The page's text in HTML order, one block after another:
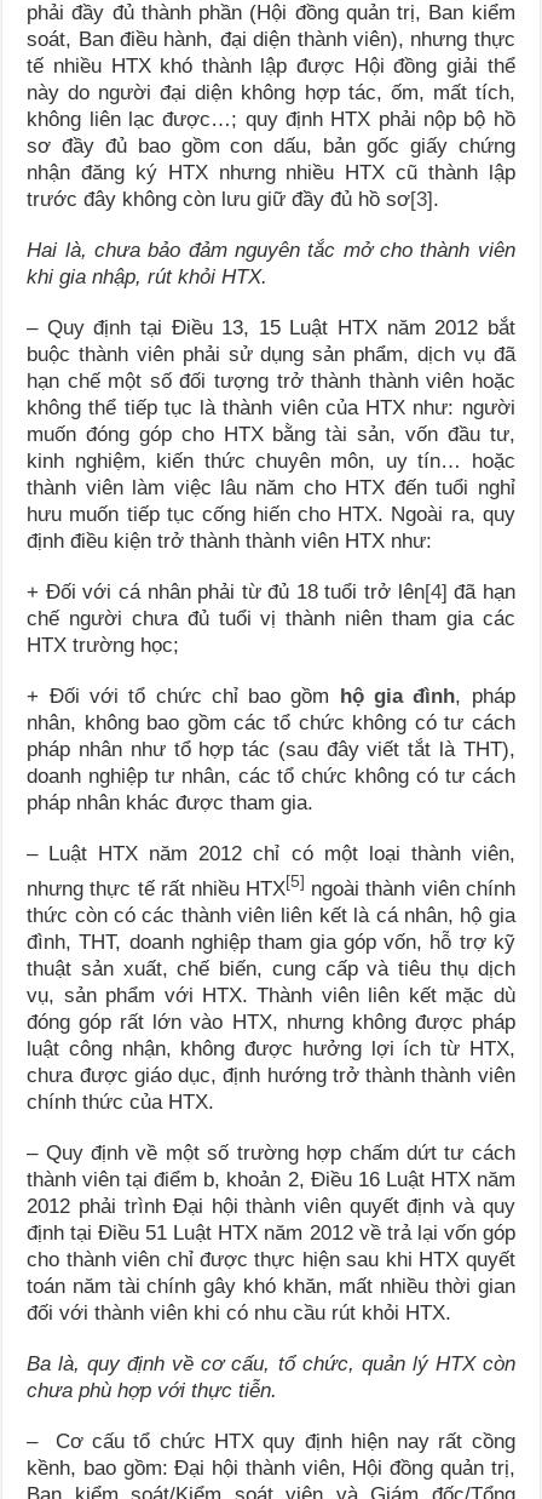
phải đầy đủ thành phần (Hội đồng quản trị, Ban kiểm
soát, Ban điều hành, đại diện thành viên), nhưng thực
tế nhiều HTX khó thành lập được Hội đồng giải thể
này do người đại diện không hợp tác, ốm, mất tích,
không liên lạc được…; quy định HTX phải nộp bộ hồ
sơ đầy đủ bao gồm con dấu, bản gốc giấy chứng
nhận đăng ký HTX nhưng nhiều HTX cũ thành lập
trước đây không còn lưu giữ đầy đủ hồ sơ[3] .
Hai là, chưa bảo đảm nguyên tắc mở cho thành viên
khi gia nhập, rút khỏi HTX.
– Quy định tại Điều 13, 15 Luật HTX năm 2012 bắt
buộc thành viên phải sử dụng sản phẩm, dịch vụ đã
hạn chế một số đối tượng trở thành thành viên hoặc
không thể tiếp tục là thành viên của HTX như: người
muốn đóng góp cho HTX bằng tài sản, vốn đầu tư,
kinh nghiệm, kiến thức chuyên môn, uy tín… hoặc
thành viên làm việc lâu năm cho HTX đến tuổi nghỉ
hưu muốn tiếp tục cống hiến cho HTX. Ngoài ra, quy
định điều kiện trở thành thành viên HTX như:
+ Đối với cá nhân phải từ đủ 18 tuổi trở lên[4] đã hạn
chế người chưa đủ tuổi vị thành niên tham gia các
HTX trường học;
+ Đối với tổ chức chỉ bao gồm hộ gia đình, pháp
nhân, không bao gồm các tổ chức không có tư cách
pháp nhân như tổ hợp tác (sau đây viết tắt là THT),
doanh nghiệp tư nhân, các tổ chức không có tư cách
pháp nhân khác được tham gia.
– Luật HTX năm 2012 chỉ có một loại thành viên,
nhưng thực tế rất nhiều HTX[5] ngoài thành viên chính
thức còn có các thành viên liên kết là cá nhân, hộ gia
đình, THT, doanh nghiệp tham gia góp vốn, hỗ trợ kỹ
thuật sản xuất, chế biến, cung cấp và tiêu thụ dịch
vụ, sản phẩm với HTX. Thành viên liên kết mặc dù
đóng góp rất lớn vào HTX, nhưng không được pháp
luật công nhận, không được hưởng lợi ích từ HTX,
chưa được giáo dục, định hướng trở thành thành viên
chính thức của HTX.
– Quy định về một số trường hợp chấm dứt tư cách
thành viên tại điểm b, khoản 2, Điều 16 Luật HTX năm
2012 phải trình Đại hội thành viên quyết định và quy
định tại Điều 51 Luật HTX năm 2012 về trả lại vốn góp
cho thành viên chỉ được thực hiện sau khi HTX quyết
toán năm tài chính gây khó khăn, mất nhiều thời gian
đối với thành viên khi có nhu cầu rút khỏi HTX.
Ba là, quy định về cơ cấu, tổ chức, quản lý HTX còn
chưa phù hợp với thực tiễn.
– Cơ cấu tổ chức HTX quy định hiện nay rất cồng
kềnh, bao gồm: Đại hội thành viên, Hội đồng quản trị,